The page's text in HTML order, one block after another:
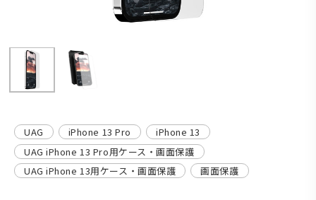
UAG iPhone 13 Pro
iPhone 13
UAG iPhone 13 Pro用ケース・画面保護
UAG iPhone 13用ケース・画面保護
画面保護